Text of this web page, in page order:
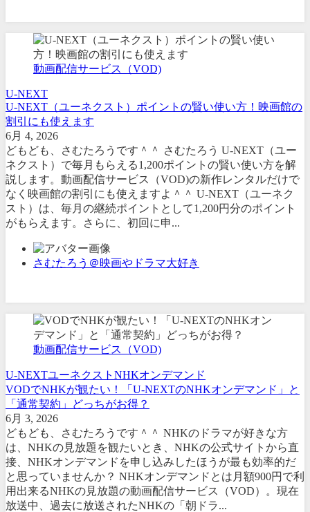
動画配信サービス（VOD)
U-NEXT
U-NEXT（ユーネクスト）ポイントの賢い使い方！映画館の
割引にも使えます
6月 4, 2026
どもども、さむたろうです＾＾ さむたろう U-NEXT（ユー
ネクスト）で毎月もらえる1,200ポイントの賢い使い方を解
説します。動画配信サービス（VOD)の新作レンタルだけで
なく映画館の割引にも使えますよ＾＾ U-NEXT（ユーネク
スト）は、毎月の継続ポイントとして1,200円分のポイント
がもらえます。さらに、初回に申...
さむたろう＠映画やドラマ大好き
動画配信サービス（VOD)
U-NEXTユーネクスト NHKオンデマンド
VODでNHKが観たい！「U-NEXTのNHKオンデマンド」と
「通常契約」どっちがお得？
6月 3, 2026
どもども、さむたろうです＾＾ NHKのドラマが好きな方
は、NHKの見放題を観たいとき、NHKの公式サイトから直
接、NHKオンデマンドを申し込みしたほうが最も効率的だ
と思っていませんか？ NHKオンデマンドとは月額900円で利
用出来るNHKの見放題の動画配信サービス（VOD）。現在
放送中、過去に放送されたNHKの「朝ドラ...